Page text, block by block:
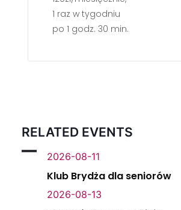
1 raz w tygodniu
po 1 godz. 30 min.
RELATED EVENTS
2026-08-11
Klub Brydża dla seniorów
2026-08-13